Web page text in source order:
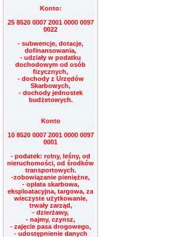
Konto:
25 8520 0007 2001 0000 0097
0022
- subwencje, dotacje,
dofinansowania,
- udziały w podatku
dochodowym od osób
fizycznych,
- dochody z Urzędów
Skarbowych,
- dochody jednostek
budżetowych.
Konto
10 8520 0007 2001 0000 0097
0001
- podatek: rolny, leśny, od
nieruchomości, od środków
transportowych.
-zobowiązanie pieniężne,
- opłata skarbowa,
eksploatacyjna, targowa, za
wieczyste użytkowanie,
trwały zarząd,
- dzierżawy,
- najmy, czynsz,
- zajęcie pasa drogowego,
- udostępnienie danych